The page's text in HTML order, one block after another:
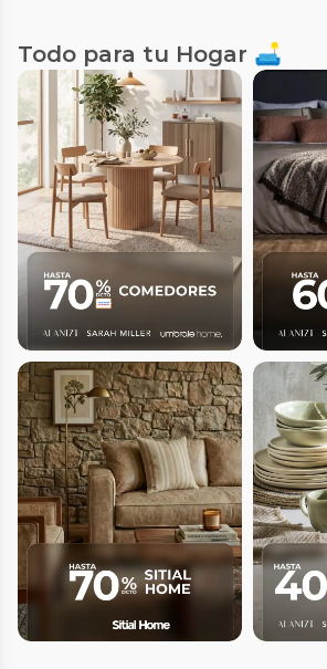
Todo para tu Hogar 🛋️